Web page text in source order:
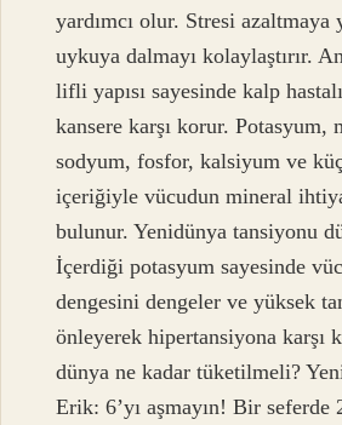
yardımcı olur. Stresi azaltmaya
uykuya dalmayı kolaylaştırır.
lifli yapısı sayesinde kalp
kansere karşı korur. Potasyum,
sodyum, fosfor, kalsiyum ve
içeriğiyle vücudun mineral
bulunur. Yenidünya tansiyonu
İçerdiği potasyum sayesinde
dengesini dengeler ve yüksek
önleyerek hipertansiyona karşı
dünya ne kadar tüketilmeli?
Erik: 6’yı aşmayın! Bir seferde